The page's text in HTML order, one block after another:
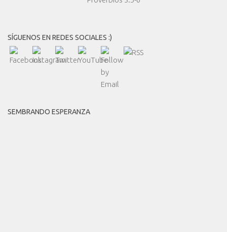
SÍGUENOS EN REDES SOCIALES :)
SEMBRANDO ESPERANZA